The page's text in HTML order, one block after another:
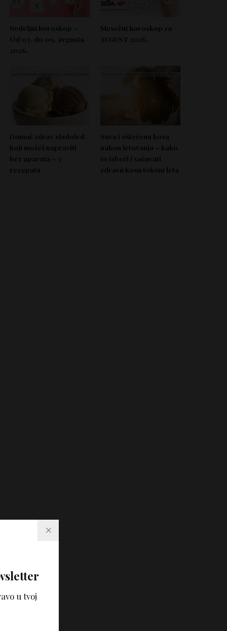
u tvoj
Nedeljni horoskop –
Od 03. do 09. avgusta
2026.
Mesečni horoskop za
AVGUST 2026.
Domać zdrav sladoled
koji možeš napraviti
bez aparata – 5
recepata
Suva i oštećena kosa
nakon letovanja – kako
to izbeći i sačuvati
zdravu kosu tokom leta